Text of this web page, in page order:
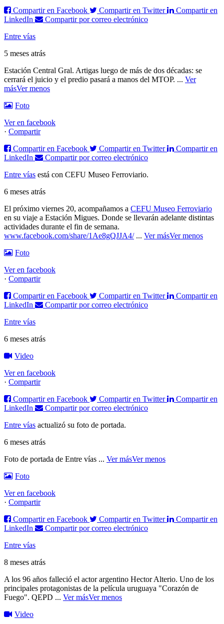
Compartir en Facebook
Compartir en Twitter
Compartir en
LinkedIn
Compartir por correo electrónico
Entre vías
5 meses atrás
Estación Central Gral. Artigas luego de más de dos décadas: se
cerrará el juicio y el predio pasará a manos del MTOP. ... Ver
másVer menos
Foto
Ver en facebook
· Compartir
Compartir en Facebook
Compartir en Twitter
Compartir en
LinkedIn
Compartir por correo electrónico
Entre vías está con CEFU Museo Ferroviario.
6 meses atrás
El próximo viernes 20, acompañamos a CEFU Museo Ferroviario
en su viaje a Estación Migues. Donde se llevarán adelante distintas
actividades durante el fin de semana.
www.facebook.com/share/1Ae8gQJJA4/ ... Ver másVer menos
Foto
Ver en facebook
· Compartir
Compartir en Facebook
Compartir en Twitter
Compartir en
LinkedIn
Compartir por correo electrónico
Entre vías
6 meses atrás
Video
Ver en facebook
· Compartir
Compartir en Facebook
Compartir en Twitter
Compartir en
LinkedIn
Compartir por correo electrónico
Entre vías actualizó su foto de portada.
6 meses atrás
Foto de portada de Entre vías ... Ver másVer menos
Foto
Ver en facebook
· Compartir
Compartir en Facebook
Compartir en Twitter
Compartir en
LinkedIn
Compartir por correo electrónico
Entre vías
8 meses atrás
A los 96 años falleció el actor argentino Hector Alterio. Uno de los
principales protagonistas de la película uruguaya "Corazón de
Fuego". QEPD ... Ver másVer menos
Video